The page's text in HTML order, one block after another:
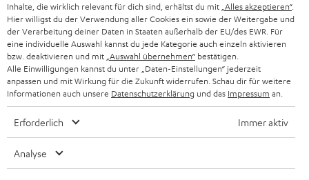
BLUETOOTH-LAUTSPRECHER
KOPFHÖRER
BLUETOOTH-KOPFHÖRER
ULTIMA-SERIE
PARTNERPROGRAMM
BLOG
NEWSLETTER
STORES
DEINE VORTEILE BEI TEUFEL
TEUFEL STORY
SCHWEIZ
NIEDERLANDE
BELGIEN
FRANKREICH
Inhalte, die wirklich relevant für dich sind, erhältst du mit „Alles akzeptieren“.
Hier willigst du der Verwendung aller Cookies ein sowie der Weitergabe und
der Verarbeitung deiner Daten in Staaten außerhalb der EU/des EWR. Für
eine individuelle Auswahl kannst du jede Kategorie auch einzeln aktivieren
bzw. deaktivieren und mit „Auswahl übernehmen“ bestätigen.
Alle Einwilligungen kannst du unter „Daten-Einstellungen“ jederzeit
anpassen und mit Wirkung für die Zukunft widerrufen. Schau dir für weitere
Informationen auch unsere Datenschutzerklärung und das Impressum an.
Erforderlich Immer aktiv
Analyse